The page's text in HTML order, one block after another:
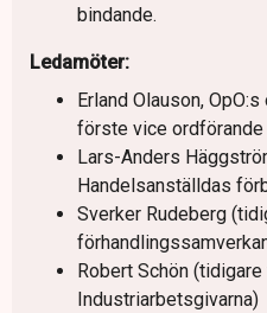
bindande.
Ledamöter:
Erland Olauson,
förste vice
Lars-Anders
Handelsanställdas
Sverker Rudeberg
Robert Schön
Industriarbetsgivarna)